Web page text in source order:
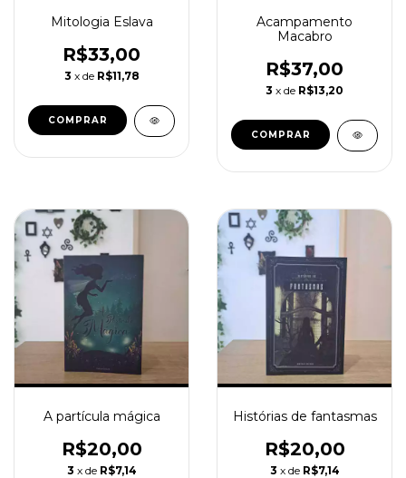
Mitologia Eslava
R$33,00
3 x de R$11,78
Acampamento
Macabro
R$37,00
3 x de R$13,20
A partícula mágica
R$20,00
3 x de R$7,14
Histórias de fantasmas
R$20,00
3 x de R$7,14